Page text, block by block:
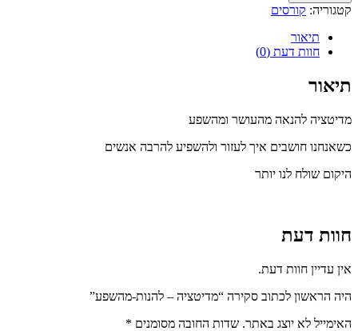
קטגוריה: קורסים
תיאור
חוות דעת (0)
תיאור
מדיטציה להנאה מהעושר ומהשפע
כשאנחנו חושבים איך לעזור ולהשפיע להרבה אנשים
היקום שולח לנו יותר
חוות דעת
אין עדיין חוות דעת.
היה הראשון לכתוב סקירה “מדיטציה – להנות-מהשפע”
האימייל לא יוצג באתר. שדות החובה מסומנים *